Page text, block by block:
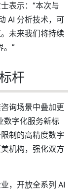
表示：“本次与
AI 分析技术，可
未来我们将持续
。”
杆
询场景中叠加更
数字化服务新标
制的高精度数字
机构，强化双方
，开放全系列 AI